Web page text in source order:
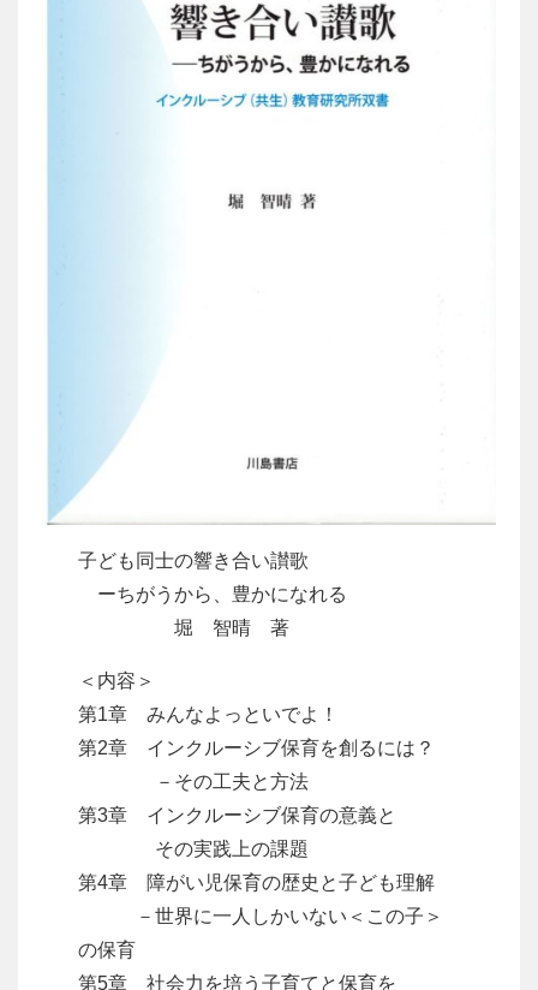
子ども同士の響き合い讃歌
ーちがうから、豊かになれる
堀 智晴 著
＜内容＞
第1章 みんなよっといでよ！
第2章 インクルーシブ保育を創るには？
－その工夫と方法
第3章 インクルーシブ保育の意義と
その実践上の課題
第4章 障がい児保育の歴史と子ども理解
－世界に一人しかいない＜この子＞
の保育
第5章 社会力を培う子育てと保育を